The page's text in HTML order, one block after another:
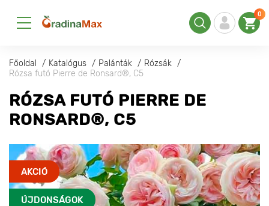
0
Főoldal Katalógus Palánták
Rózsák
Rózsa futó Pierre de Ronsard®, C5
RÓZSA FUTÓ PIERRE DE
RONSARD®, C5
AKCIÓ
ÚJDONSÁGOK